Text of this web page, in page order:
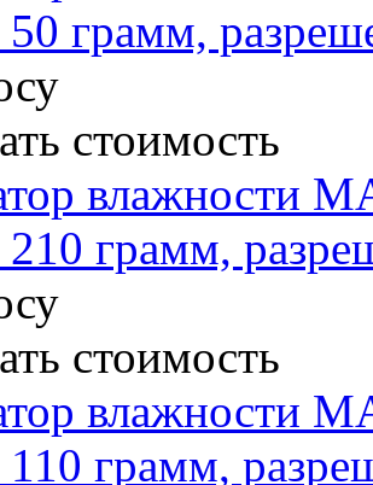
50 грамм,
стоимость
влажности
210 грамм,
стоимость
влажности
110 грамм,